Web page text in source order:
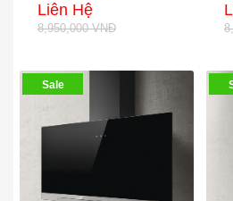
Liên Hệ
8,950,000 VNĐ
Sale